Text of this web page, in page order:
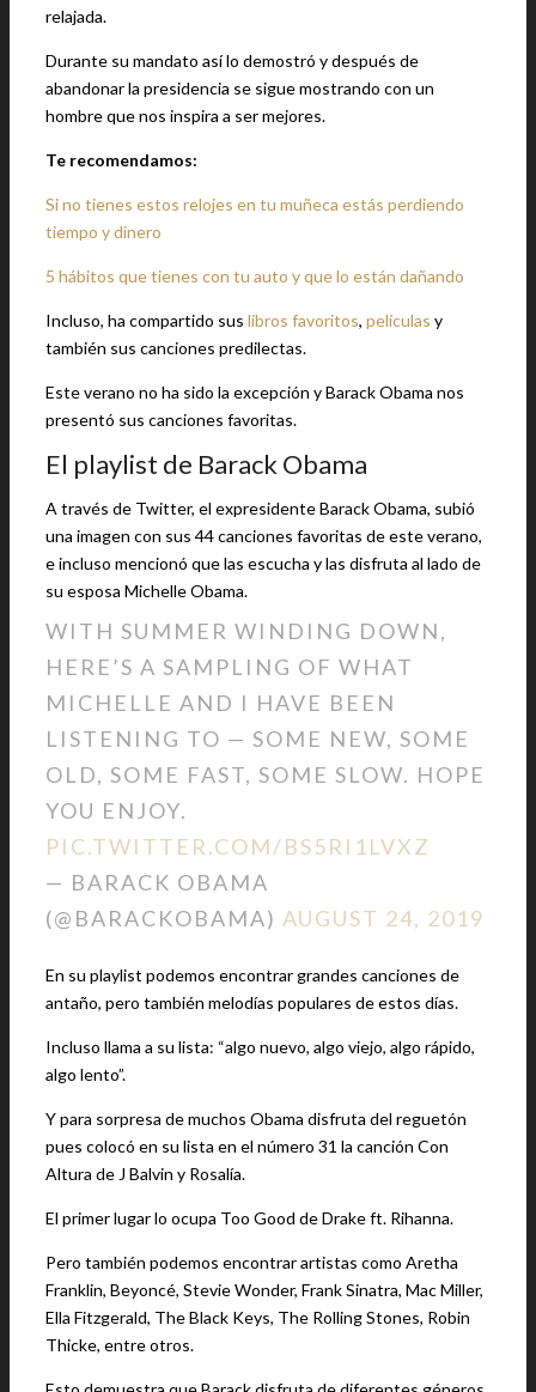
relajada.
Durante su mandato así lo demostró y después de
abandonar la presidencia se sigue mostrando con un
hombre que nos inspira a ser mejores.
Te recomendamos:
Si no tienes estos relojes en tu muñeca estás perdiendo
tiempo y dinero
5 hábitos que tienes con tu auto y que lo están dañando
Incluso, ha compartido sus libros favoritos, películas y
también sus canciones predilectas.
Este verano no ha sido la excepción y Barack Obama nos
presentó sus canciones favoritas.
El playlist de Barack Obama
A través de Twitter, el expresidente Barack Obama, subió
una imagen con sus 44 canciones favoritas de este verano,
e incluso mencionó que las escucha y las disfruta al lado de
su esposa Michelle Obama.
WITH SUMMER WINDING DOWN,
HERE’S A SAMPLING OF WHAT
MICHELLE AND I HAVE BEEN
LISTENING TO — SOME NEW, SOME
OLD, SOME FAST, SOME SLOW. HOPE
YOU ENJOY.
PIC.TWITTER.COM/BS5RI1LVXZ
— BARACK OBAMA
(@BARACKOBAMA) AUGUST 24, 2019
En su playlist podemos encontrar grandes canciones de
antaño, pero también melodías populares de estos días.
Incluso llama a su lista: “algo nuevo, algo viejo, algo rápido,
algo lento”.
Y para sorpresa de muchos Obama disfruta del reguetón
pues colocó en su lista en el número 31 la canción Con
Altura de J Balvin y Rosalía.
El primer lugar lo ocupa Too Good de Drake ft. Rihanna.
Pero también podemos encontrar artistas como Aretha
Franklin, Beyoncé, Stevie Wonder, Frank Sinatra, Mac Miller,
Ella Fitzgerald, The Black Keys, The Rolling Stones, Robin
Thicke, entre otros.